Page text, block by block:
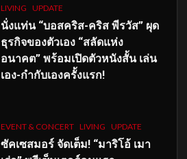
LIVING UPDATE
นั่งแท่น “บอสคริส-คริส พีรวัส” ผุด
ธุรกิจของตัวเอง “สลัดแห่ง
อนาคต” พร้อมเปิดตัวหนังสั้น เล่น
เอง-กำกับเองครั้งแรก!
EVENT & CONCERT LIVING UPDATE
ซัคเซสมอร์ จัดเต็ม! “มาริโอ้ เมา